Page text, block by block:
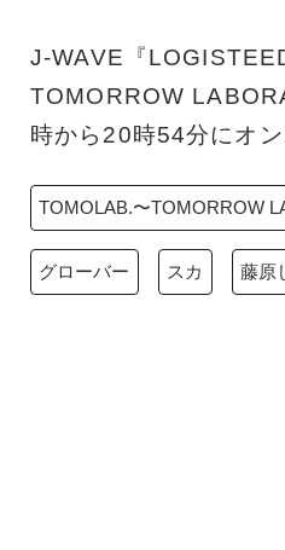
J-WAVE『
TOMORROW
時から20時54分にオン
TOMOLAB.〜TOMORROW
グローバー スカ 藤原